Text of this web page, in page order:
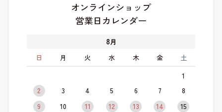
オンラインショップ
営業日カレンダー
8月
日
月 火 水 木 金 土
1
2
3 4 5 6 7
8
9
10 11 12 13 14
15